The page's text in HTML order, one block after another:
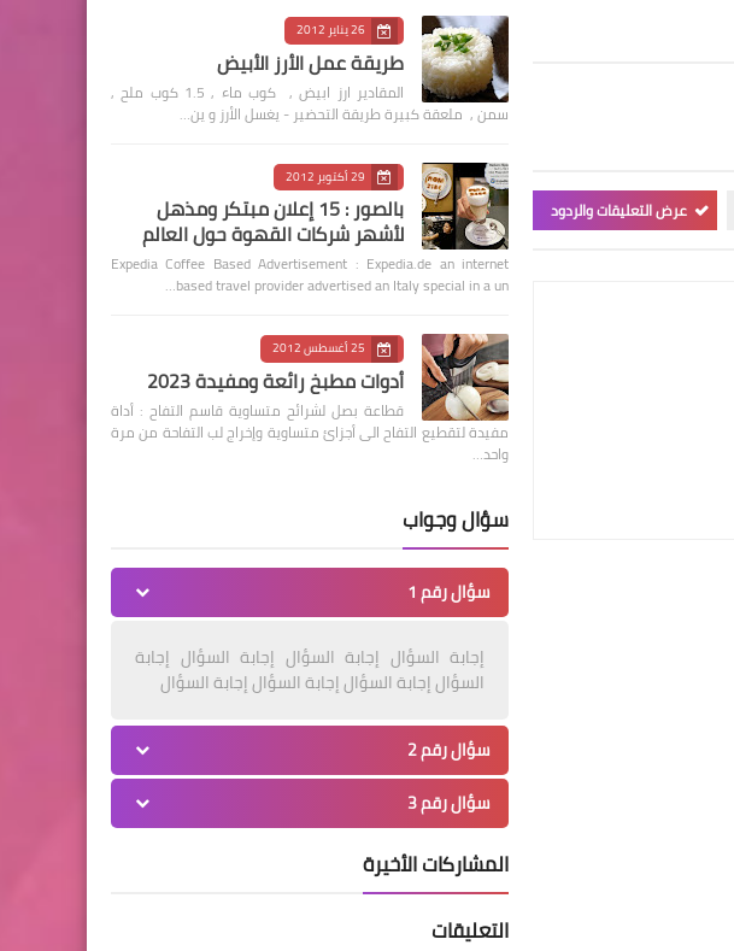
عرض التعليقات والردود
26 يناير 2012
طريقة عمل الأرز الأبيض
المقادير ارز ابيض , كوب ماء , 1.5 كوب ملح ,
سمن , ملعقة كبيرة طريقة التحضير - يغسل الأرز و ين…
29 أكتوبر 2012
بالصور : 15 إعلان مبتكر ومذهل
لأشهر شركات القهوة حول العالم
Expedia Coffee Based Advertisement : Expedia.de an internet
based travel provider advertised an Italy special in a un…
25 أغسطس 2012
أدوات مطبخ رائعة ومفيدة 2023
قطاعة بصل لشرائح متساوية قاسم التفاح : أداة
مفيدة لتقطيع التفاح الى أجزائ متساوية وإخراج لب التفاحة من مرة
واحد…
سؤال وجواب
سؤال رقم 1
إجابة السؤال إجابة السؤال إجابة السؤال إجابة
السؤال إجابة السؤال إجابة السؤال إجابة السؤال
سؤال رقم 2
سؤال رقم 3
المشاركات الأخيرة
التعليقات